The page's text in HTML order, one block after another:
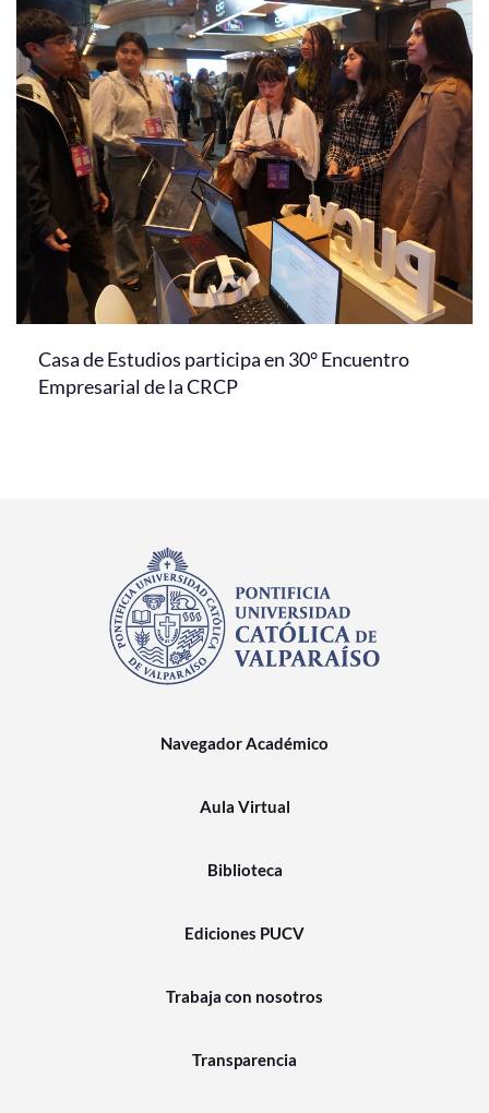
Casa de Estudios participa en 30° Encuentro
Empresarial de la CRCP
Navegador Académico
Aula Virtual
Biblioteca
Ediciones PUCV
Trabaja con nosotros
Transparencia